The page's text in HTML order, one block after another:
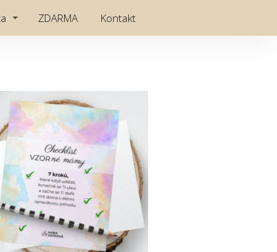
ZDARMA Kontakt